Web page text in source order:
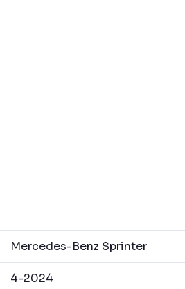
Mercedes-Benz Sprinter
4-2024